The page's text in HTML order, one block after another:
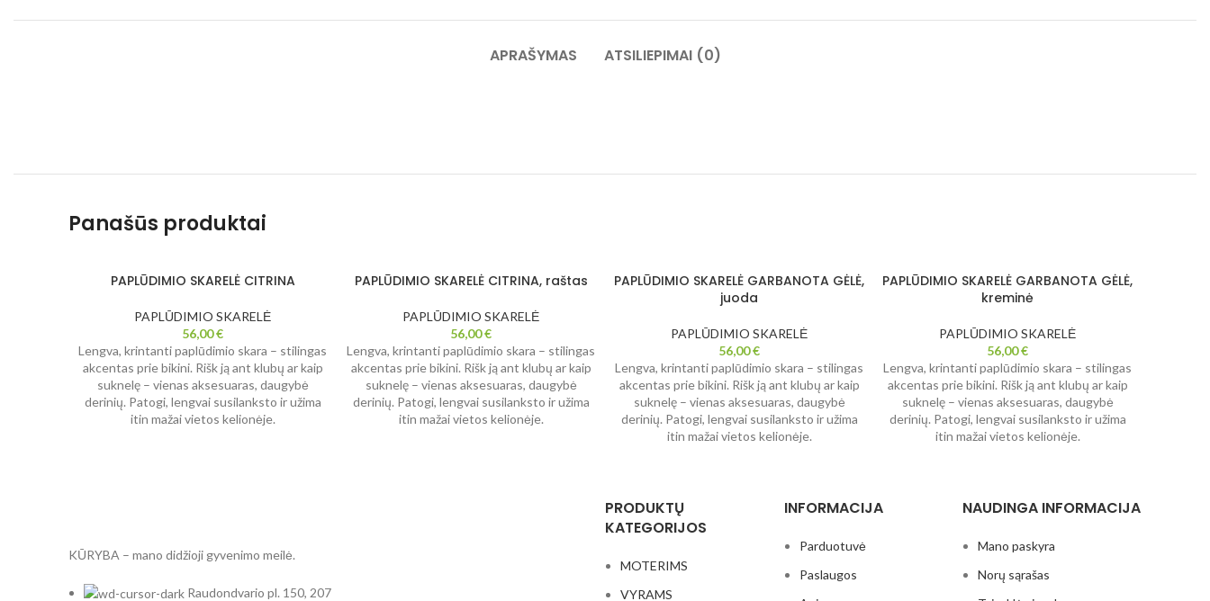
APRAŠYMAS ATSILIEPIMAI (0)
Panašūs produktai
PAPLŪDIMIO SKARELĖ CITRINA
PAPLŪDIMIO SKARELĖ
56,00€
Lengva, krintanti paplūdimio skara – stilingas
akcentas prie bikini. Rišk ją ant klubų ar kaip
suknelę – vienas aksesuaras, daugybė
derinių. Patogi, lengvai susilanksto ir užima
itin mažai vietos kelionėje.
PAPLŪDIMIO SKARELĖ CITRINA, raštas
PAPLŪDIMIO SKARELĖ
56,00€
Lengva, krintanti paplūdimio skara – stilingas
akcentas prie bikini. Rišk ją ant klubų ar kaip
suknelę – vienas aksesuaras, daugybė
derinių. Patogi, lengvai susilanksto ir užima
itin mažai vietos kelionėje.
PAPLŪDIMIO SKARELĖ GARBANOTA GĖLĖ,
juoda
PAPLŪDIMIO SKARELĖ
56,00€
Lengva, krintanti paplūdimio skara – stilingas
akcentas prie bikini. Rišk ją ant klubų ar kaip
suknelę – vienas aksesuaras, daugybė
derinių. Patogi, lengvai susilanksto ir užima
itin mažai vietos kelionėje.
PAPLŪDIMIO SKARELĖ GARBANOTA GĖLĖ,
kreminė
PAPLŪDIMIO SKARELĖ
56,00€
Lengva, krintanti paplūdimio skara – stilingas
akcentas prie bikini. Rišk ją ant klubų ar kaip
suknelę – vienas aksesuaras, daugybė
derinių. Patogi, lengvai susilanksto ir užima
itin mažai vietos kelionėje.
KŪRYBA – mano didžioji gyvenimo meilė.
Raudondvario pl. 150, 207
PRODUKTŲ
KATEGORIJOS
MOTERIMS
VYRAMS
INFORMACIJA
Parduotuvė
Paslaugos
NAUDINGA INFORMACIJA
Mano paskyra
Norų sąrašas